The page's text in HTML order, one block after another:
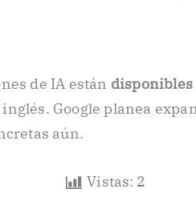
de IA están disponibles
Google planea
aún.
Vistas: 2